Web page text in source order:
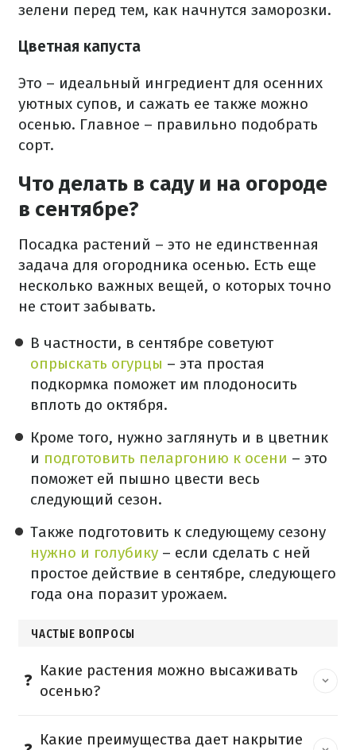
зелени перед тем, как начнутся заморозки.
Цветная капуста
Это – идеальный ингредиент для осенних
уютных супов, и сажать ее также можно
осенью. Главное – правильно подобрать
сорт.
Что делать в саду и на огороде
в сентябре?
Посадка растений – это не единственная
задача для огородника осенью. Есть еще
несколько важных вещей, о которых точно
не стоит забывать.
В частности, в сентябре советуют
опрыскать огурцы – эта простая
подкормка поможет им плодоносить
вплоть до октября.
Кроме того, нужно заглянуть и в цветник
и подготовить пеларгонию к осени – это
поможет ей пышно цвести весь
следующий сезон.
Также подготовить к следующему сезону
нужно и голубику – если сделать с ней
простое действие в сентябре, следующего
года она поразит урожаем.
ЧАСТЫЕ ВОПРОСЫ
Какие растения можно высаживать
осенью?
Какие преимущества дает накрытие